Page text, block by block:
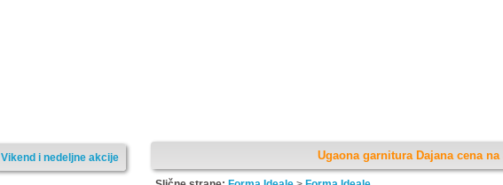
Ugaona garnitura Dajana cena
Vikend i nedeljne akcije